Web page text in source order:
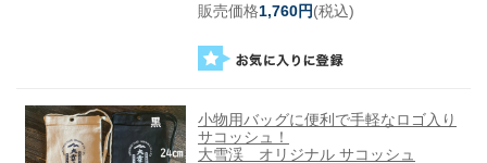
販売価格1,760円(税込)
小物用バッグに便利で手軽なロゴ入り
サコッシュ！
大雪渓 オリジナル サコッシュ